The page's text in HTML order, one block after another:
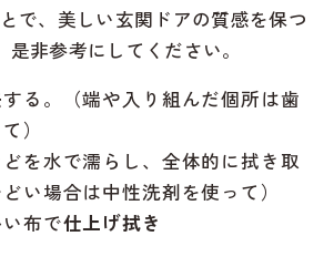
で、美しい玄関ドアの質感を保つ
非参考にしてください。
する。（端や入り組んだ個所は歯
）
を水で濡らし、全体的に拭き取
い場合は中性洗剤を使って）
布で仕上げ拭き